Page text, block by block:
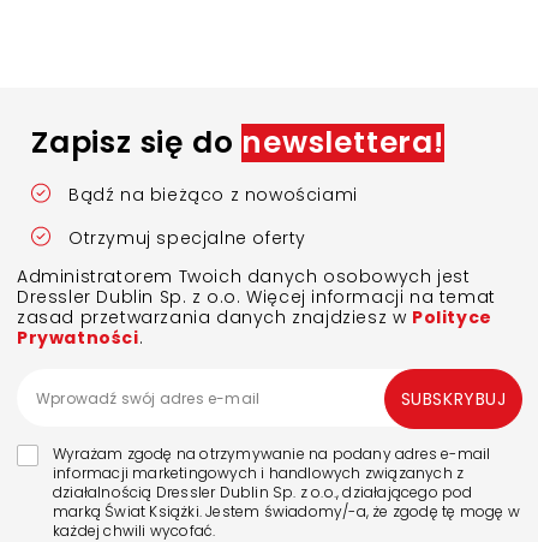
Zapisz się do newslettera!
Bądź na bieżąco z nowościami
Otrzymuj specjalne oferty
Administratorem Twoich danych osobowych jest
Dressler Dublin Sp. z o.o. Więcej informacji na temat
zasad przetwarzania danych znajdziesz w Polityce
Prywatności.
Wyrażam zgodę na otrzymywanie na podany adres e-mail
informacji marketingowych i handlowych związanych z
działalnością Dressler Dublin Sp. z o.o., działającego pod
marką Świat Książki. Jestem świadomy/-a, że zgodę tę mogę w
każdej chwili wycofać.
SUBSKRYBUJ